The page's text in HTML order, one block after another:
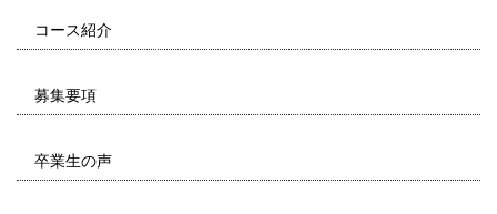
コース紹介
募集要項
卒業生の声